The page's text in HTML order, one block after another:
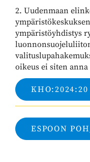
2. Uudenmaan
ympäristöyhdistys
oikeus ei siten
KHO:2024:20
ESPOON